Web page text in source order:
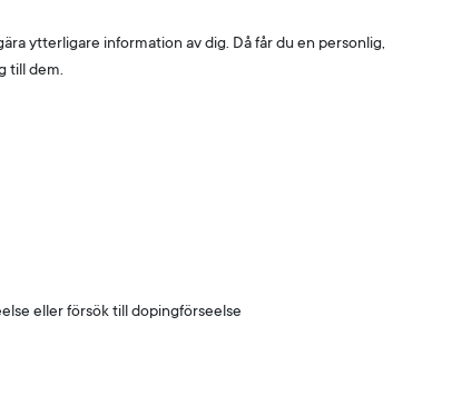
ytterligare information av dig. Då får du en personlig,
till dem.
eller försök till dopingförseelse